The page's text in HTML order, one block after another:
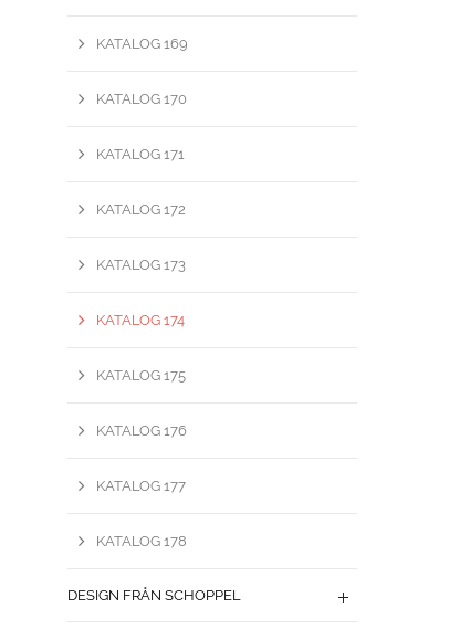
KATALOG 169
KATALOG 170
KATALOG 171
KATALOG 172
KATALOG 173
KATALOG 174
KATALOG 175
KATALOG 176
KATALOG 177
KATALOG 178
DESIGN FRÅN SCHOPPEL